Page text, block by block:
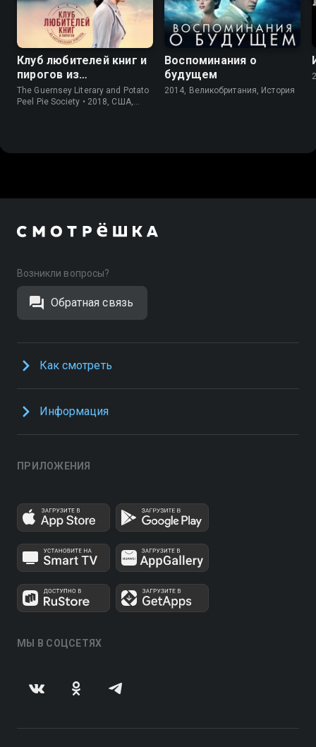
Клуб любителей книг и
пирогов из
картофельных
очистков
The Guernsey Literary and Potato
Peel Pie Society • 2018, США,
Воспоминания о
будущем
2014, Великобритания, История
Возникли вопросы?
Обратная связь
Как смотреть
Информация
ПРИЛОЖЕНИЯ
МЫ В СОЦСЕТЯХ